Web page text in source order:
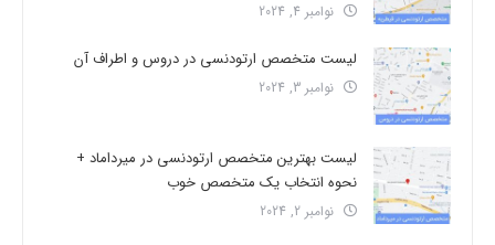
نوامبر 4, 2024
لیست متخصص ارتودنسی در دروس و اطراف آن
نوامبر 3, 2024
لیست بهترین متخصص ارتودنسی در میرداماد +
نحوه انتخاب یک متخصص خوب
نوامبر 2, 2024